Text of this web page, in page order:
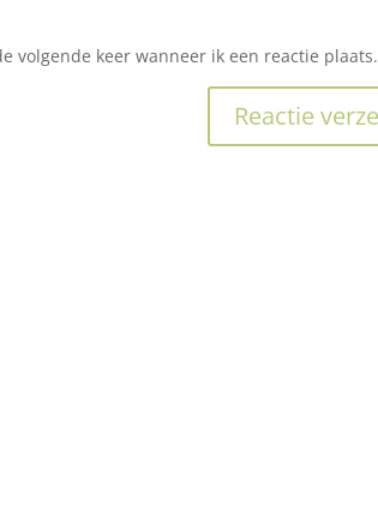
volgende keer wanneer ik een reactie plaats.